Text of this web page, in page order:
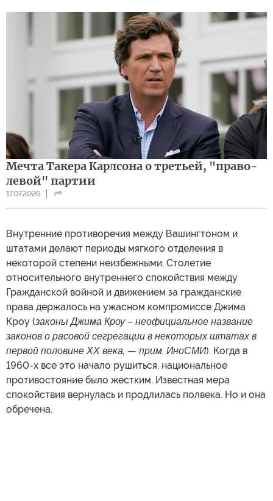
Мечта Такера Карлсона о третьей, "право-
левой" партии
17.07.2026
Внутренние противоречия между Вашингтоном и
штатами делают периоды мягкого отделения в
некоторой степени неизбежными. Столетие
относительного внутреннего спокойствия между
Гражданской войной и движением за гражданские
права держалось на ужасном компромиссе Джима
Кроу (законы Джима Кроу – неофициальное название
законов о расовой сегрегации в некоторых штатах в
первой половине ХХ века, — прим. ИноСМИ). Когда в
1960-х все это начало рушиться, национальное
противостояние было жестким. Известная мера
спокойствия вернулась и продлилась полвека. Но и она
обречена.